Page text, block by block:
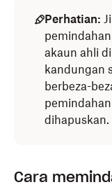
Perhatian:
akaun ahli
kandungan
berbeza-
dihapuskan.
Cara